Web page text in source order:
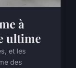
à
ultime
et les
des